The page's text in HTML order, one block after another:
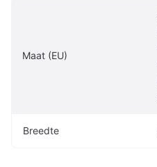
Maat (EU)
Breedte